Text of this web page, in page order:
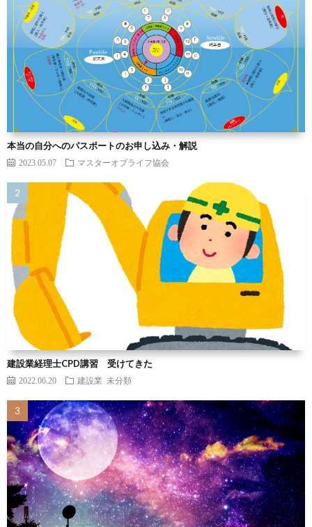
本当の自分へのパスポートのお申し込み・解説
2023.05.07 マスターオブライフ協会
建設業経理士CPD講習 受けてきた
2022.06.20 建設業 未分類